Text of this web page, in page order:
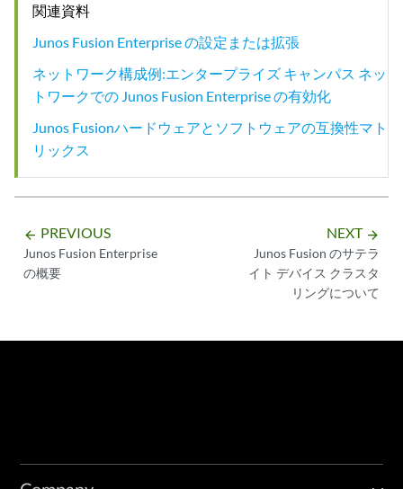
関連資料
Junos Fusion Enterprise の設定または拡張
ネットワーク構成例:エンタープライズ キャンパス ネッ
トワークでの Junos Fusion Enterprise の有効化
Junos Fusionハードウェアとソフトウェアの互換性マト
リックス
arrow_backward PREVIOUS
Junos Fusion Enterprise
の概要
NEXT arrow_forward
Junos Fusion のサテラ
イト デバイス クラスタ
リングについて